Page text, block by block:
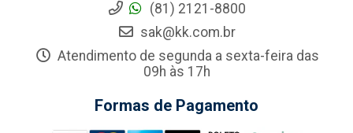
(81) 2121-8800
sak@kk.com.br
Atendimento de segunda a sexta-feira das
09h às 17h
Formas de Pagamento